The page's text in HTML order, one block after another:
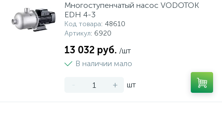
Многоступенчатый насос VODOTOK
EDH 4-3
Код товара: 48610
Артикул: 6920
13 032 руб. /шт
В наличии мало
- + шт